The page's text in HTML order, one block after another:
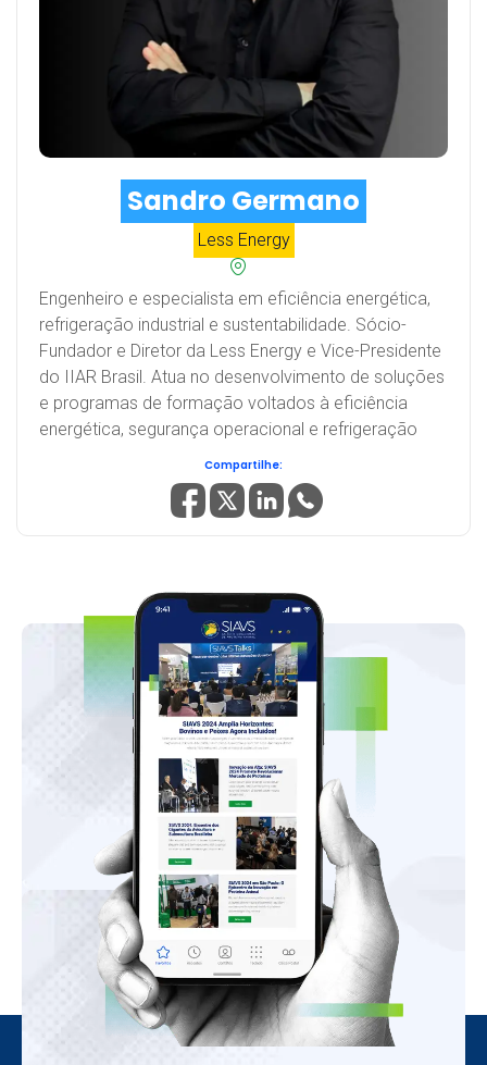
Sandro Germano
Less Energy
Engenheiro e especialista em eficiência energética,
refrigeração industrial e sustentabilidade. Sócio-
Fundador e Diretor da Less Energy e Vice-Presidente
do IIAR Brasil. Atua no desenvolvimento de soluções
e programas de formação voltados à eficiência
energética, segurança operacional e refrigeração
Compartilhe: